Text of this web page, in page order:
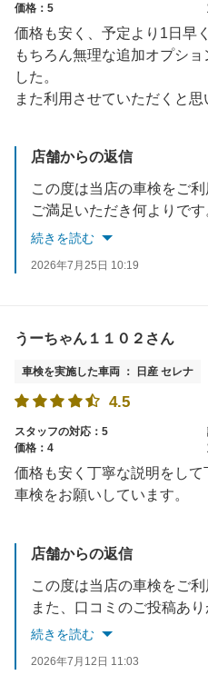
価格：5
価格も安く、予定より1日早
もちろん無理な追加オプシ
した。
また利用させていただくと思
店舗からの返信
ご満足いただき何よりです
これからも、スタッフ一同迅速かつ
続きを読む
2026年7月25日 10:19
うーちゃん１１０２さん
車検を実施した車両 ： 日産 セレナ
4.5
スタッフの対応：5
価格：4
価格も安く丁寧な説明をし
車検をお願いしています。
店舗からの返信
また、口コミのご投稿あり
お客様に満足いただけたこ
続きを読む
2026年7月12日 11:03